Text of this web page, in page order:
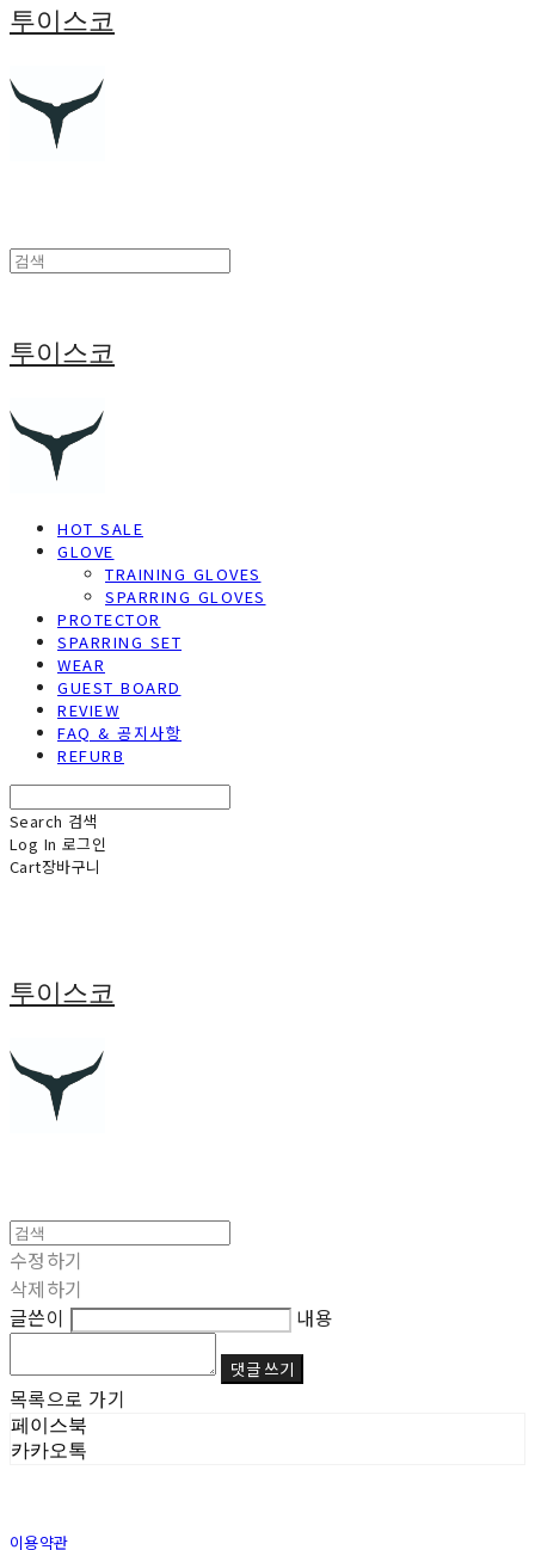
투이스코
투이스코
HOT SALE
GLOVE
TRAINING GLOVES
SPARRING GLOVES
PROTECTOR
SPARRING SET
WEAR
GUEST BOARD
REVIEW
FAQ & 공지사항
REFURB
Search 검색
Log In 로그인
Cart장바구니
투이스코
수정하기
삭제하기
글쓴이
내용
댓글 쓰기
목록으로 가기
페이스북
카카오톡
이용약관